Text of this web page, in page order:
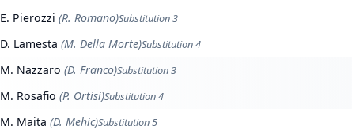
E. Pierozzi (R. Romano)Substitution 3
D. Lamesta (M. Della Morte)Substitution 4
M. Nazzaro (D. Franco)Substitution 3
M. Rosafio (P. Ortisi)Substitution 4
M. Maita (D. Mehic)Substitution 5